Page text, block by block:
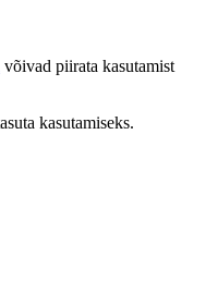
võivad piirata kasutamist
kasutamiseks.